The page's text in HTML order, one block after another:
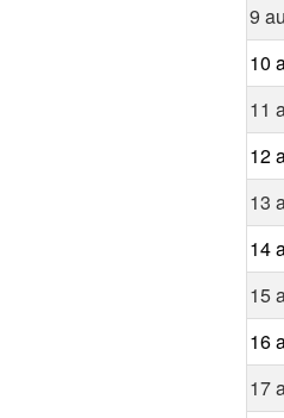
9
10
11
12
13
14
15
16
17